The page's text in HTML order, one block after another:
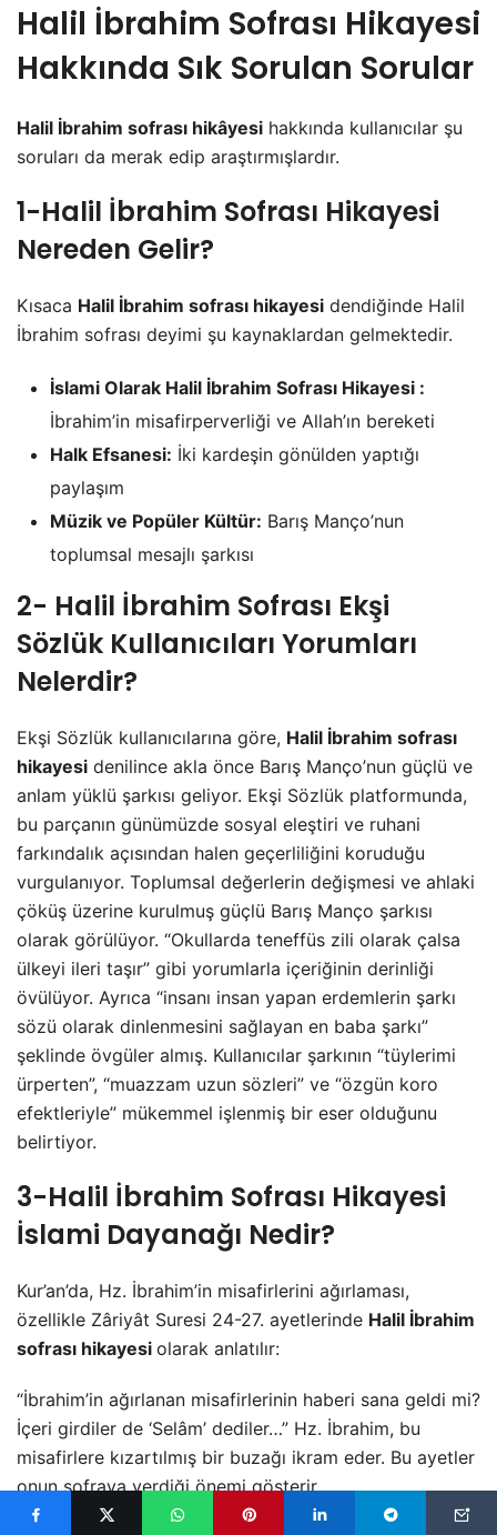
Halil İbrahim Sofrası Hikayesi
Hakkında Sık Sorulan Sorular
Halil İbrahim sofrası hikâyesi hakkında kullanıcılar şu
soruları da merak edip araştırmışlardır.
1-Halil İbrahim Sofrası Hikayesi
Nereden Gelir?
Kısaca Halil İbrahim sofrası hikayesi dendiğinde Halil
İbrahim sofrası deyimi şu kaynaklardan gelmektedir.
İslami Olarak Halil İbrahim Sofrası Hikayesi :
İbrahim’in misafirperverliği ve Allah’ın bereketi
Halk Efsanesi: İki kardeşin gönülden yaptığı
paylaşım
Müzik ve Popüler Kültür: Barış Manço’nun
toplumsal mesajlı şarkısı
2- Halil İbrahim Sofrası Ekşi
Sözlük Kullanıcıları Yorumları
Nelerdir?
Ekşi Sözlük kullanıcılarına göre, Halil İbrahim sofrası
hikayesi denilince akla önce Barış Manço’nun güçlü ve
anlam yüklü şarkısı geliyor. Ekşi Sözlük platformunda,
bu parçanın günümüzde sosyal eleştiri ve ruhani
farkındalık açısından halen geçerliliğini koruduğu
vurgulanıyor. Toplumsal değerlerin değişmesi ve ahlaki
çöküş üzerine kurulmuş güçlü Barış Manço şarkısı
olarak görülüyor. “Okullarda teneffüs zili olarak çalsa
ülkeyi ileri taşır” gibi yorumlarla içeriğinin derinliği
övülüyor. Ayrıca “insanı insan yapan erdemlerin şarkı
sözü olarak dinlenmesini sağlayan en baba şarkı”
şeklinde övgüler almış. Kullanıcılar şarkının “tüylerimi
ürperten”, “muazzam uzun sözleri” ve “özgün koro
efektleriyle” mükemmel işlenmiş bir eser olduğunu
belirtiyor.
3-Halil İbrahim Sofrası Hikayesi
İslami Dayanağı Nedir?
Kur’an’da, Hz. İbrahim’in misafirlerini ağırlaması,
özellikle Zâriyât Suresi 24-27. ayetlerinde Halil İbrahim
sofrası hikayesi olarak anlatılır:
“İbrahim’in ağırlanan misafirlerinin haberi sana geldi mi?
İçeri girdiler de ‘Selâm’ dediler…” Hz. İbrahim, bu
misafirlere kızartılmış bir buzağı ikram eder. Bu ayetler
onun sofraya verdiği önemi gösterir.